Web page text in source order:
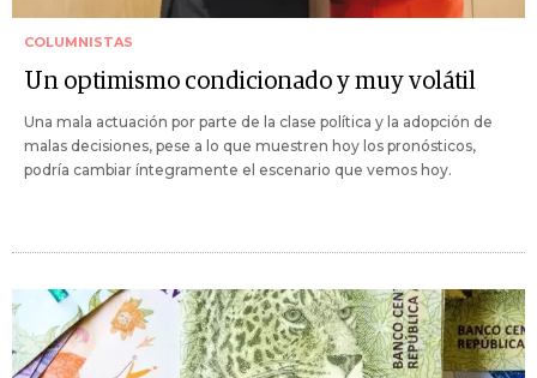
COLUMNISTAS
Un optimismo condicionado y muy volátil
Una mala actuación por parte de la clase política y la adopción de
malas decisiones, pese a lo que muestren hoy los pronósticos,
podría cambiar íntegramente el escenario que vemos hoy.